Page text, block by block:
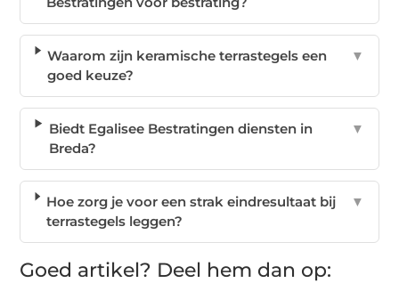
Waarom zijn keramische terrastegels een
goed keuze?
▼
Biedt Egalisee Bestratingen diensten in
Breda?
▼
Hoe zorg je voor een strak eindresultaat bij
terrastegels leggen?
▼
Goed artikel? Deel hem dan op: